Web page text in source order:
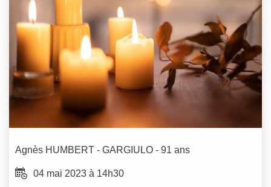
Agnès HUMBERT - GARGIULO - 91 ans
04 mai 2023 à 14h30